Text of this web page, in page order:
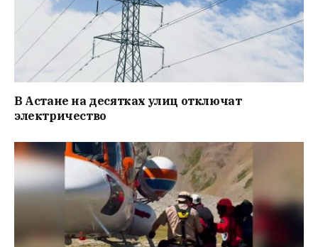
В Астане на десятках улиц отключат
электричество